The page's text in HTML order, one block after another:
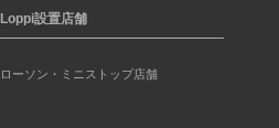
Loppi設置店舗
ローソン・ミニストップ店舗